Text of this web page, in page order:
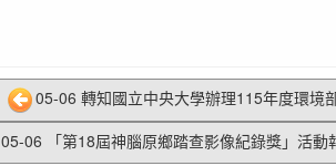
05-06 轉知國立中央大學辦理115年度環境
05-06 「第18屆神腦原鄉踏查影像紀錄獎」活動